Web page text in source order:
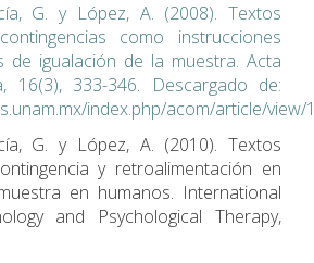
G. y López, A. (2008). Textos
como instrucciones
de igualación de la muestra. Acta
16(3), 333-346. Descargado de:
index.php/acom/article/
G. y López, A. (2010). Textos
y retroalimentación en
en humanos. International
and Psychological Therapy,